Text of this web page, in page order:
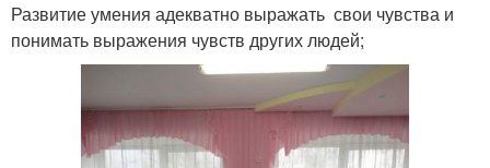
Развитие умения адекватно выражать свои чувства и
понимать выражения чувств других людей;